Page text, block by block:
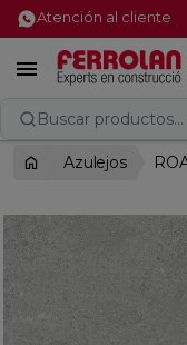
Atención al cliente

Buscar productos...
Azulejos